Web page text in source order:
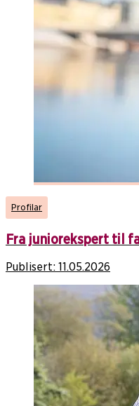
Profilar
Fra juniorekspert til
Publisert: 11.05.2026